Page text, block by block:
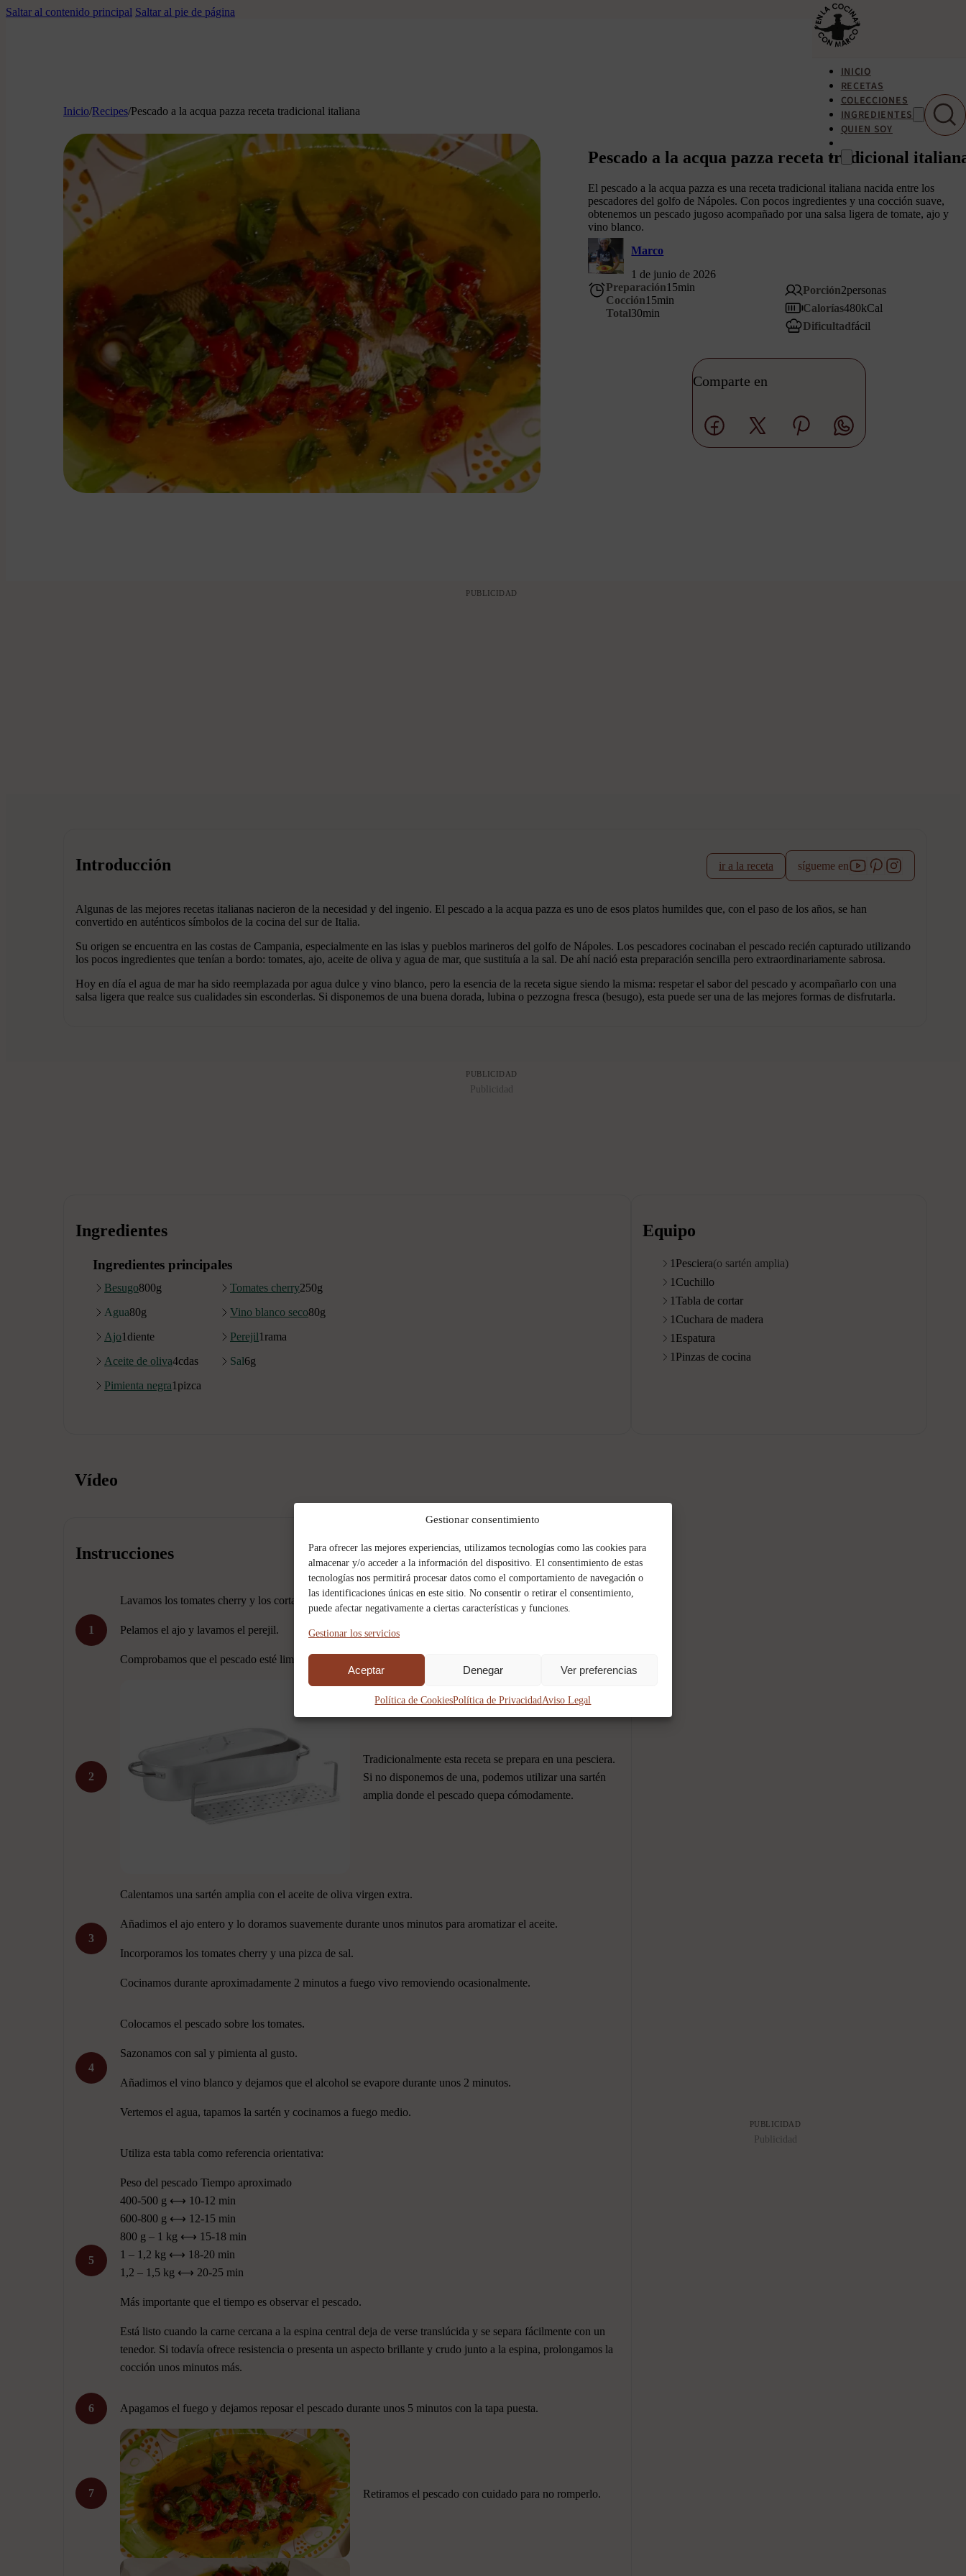
Gestionar consentimiento
Para ofrecer las mejores experiencias, utilizamos tecnologías como las cookies para
almacenar y/o acceder a la información del dispositivo. El consentimiento de estas
tecnologías nos permitirá procesar datos como el comportamiento de navegación o
las identificaciones únicas en este sitio. No consentir o retirar el consentimiento,
puede afectar negativamente a ciertas características y funciones.
Gestionar los servicios
Aceptar Denegar Ver preferencias
Política de CookiesPolítica de PrivacidadAviso Legal
Saltar al contenido principal Saltar al pie de página
INICIO
RECETAS
COLECCIONES
INGREDIENTES
QUIEN SOY
Inicio/Recipes/Pescado a la acqua pazza receta tradicional italiana
Pescado a la acqua pazza receta tradicional
El pescado a la acqua pazza es una receta tradicional italiana nacida entre los
pescadores del golfo de Nápoles. Con pocos ingredientes y una cocción suave,
obtenemos un pescado jugoso acompañado por una salsa ligera de tomate, ajo y
vino blanco.
Marco
1 de junio de 2026
Preparación15min
Cocción15min
Total30min
Porción2personas
Calorías480kCal
Dificultadfácil
Comparte en
PUBLICIDAD
Introducción ir a la receta sígueme en
Algunas de las mejores recetas italianas nacieron de la necesidad y del ingenio. El pescado a la acqua pazza es uno de esos platos humildes que, con el paso de los años, se han
convertido en auténticos símbolos de la cocina del sur de Italia.
Su origen se encuentra en las costas de Campania, especialmente en las islas y pueblos marineros del golfo de Nápoles. Los pescadores cocinaban el pescado recién capturado utilizando
los pocos ingredientes que tenían a bordo: tomates, ajo, aceite de oliva y agua de mar, que sustituía a la sal. De ahí nació esta preparación sencilla pero extraordinariamente sabrosa.
Hoy en día el agua de mar ha sido reemplazada por agua dulce y vino blanco, pero la esencia de la receta sigue siendo la misma: respetar el sabor del pescado y acompañarlo con una
salsa ligera que realce sus cualidades sin esconderlas. Si disponemos de una buena dorada, lubina o pezzogna fresca (besugo), esta puede ser una de las mejores formas de disfrutarla.
PUBLICIDAD
Publicidad
Ingredientes
Ingredientes principales
Besugo800g Tomates cherry250g
Agua80g Vino blanco seco80g
Ajo1diente Perejil1 rama
Aceite de oliva4cdas Sal6g
Pimienta negra1 pizca
Equipo
1 Pesciera(o sartén amplia)
1Cuchillo
1Tabla de cortar
1Cuchara de madera
1 Espatura
1 Pinzas de cocina
Vídeo
Instrucciones
1
Lavamos los tomates cherry y los cortamos en cuatro partes.
Pelamos el ajo y lavamos el perejil.
Comprobamos que el pescado esté limpio, sin vísceras y sin escamas.
2
Tradicionalmente esta receta se prepara en una pesciera.
Si no disponemos de una, podemos utilizar una sartén
amplia donde el pescado quepa cómodamente.
3
Calentamos una sartén amplia con el aceite de oliva virgen extra.
Añadimos el ajo entero y lo doramos suavemente durante unos minutos para aromatizar el aceite.
Incorporamos los tomates cherry y una pizca de sal.
Cocinamos durante aproximadamente 2 minutos a fuego vivo removiendo ocasionalmente.
4
Colocamos el pescado sobre los tomates.
Sazonamos con sal y pimienta al gusto.
Añadimos el vino blanco y dejamos que el alcohol se evapore durante unos 2 minutos.
Vertemos el agua, tapamos la sartén y cocinamos a fuego medio.
5
Utiliza esta tabla como referencia orientativa:
Peso del pescado Tiempo aproximado
400-500 g ⟷ 10-12 min
600-800 g ⟷ 12-15 min
800 g – 1 kg ⟷ 15-18 min
1 – 1,2 kg ⟷ 18-20 min
1,2 – 1,5 kg ⟷ 20-25 min
Más importante que el tiempo es observar el pescado.
Está listo cuando la carne cercana a la espina central deja de verse translúcida y se separa fácilmente con un
tenedor. Si todavía ofrece resistencia o presenta un aspecto brillante y crudo junto a la espina, prolongamos la
cocción unos minutos más.
6 Apagamos el fuego y dejamos reposar el pescado durante unos 5 minutos con la tapa puesta.
7 Retiramos el pescado con cuidado para no romperlo.
PUBLICIDAD
Publicidad